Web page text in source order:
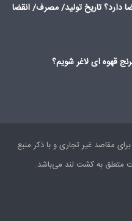
دارد؟ تاریخ تولید/ مصرف/ انقضا
قهوه ای لاغر شویم؟
مقاصد غیر تجاری و با ذکر منبع
متعلق به کشت لند می‌باشد.